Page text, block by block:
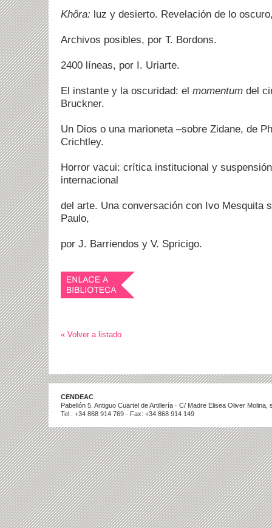
Khôra: luz y desierto. Revelación de lo
Archivos posibles, por T. Bordons.
2400 líneas, por I. Uriarte.
El instante y la oscuridad: el momentum del
Bruckner.
Un Dios o una marioneta –sobre Zidane, de
Crichtley.
Horror vacui: crítica institucional y
internacional
del arte. Una conversación con Ivo Mesquita
Paulo,
por J. Barriendos y V. Spricigo.
« Volver a listado
CENDEAC
Pabellón 5. Antiguo Cuartel de Artillería · C/ Madre Elisea Oliver
Tel.: +34 868 914 769 - Fax: +34 868 914 149